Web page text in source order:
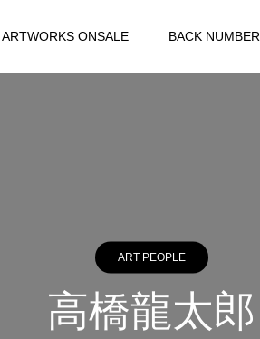
ARTWORKS ONSALE BACK NUMBER
ART PEOPLE
高橋龍太郎